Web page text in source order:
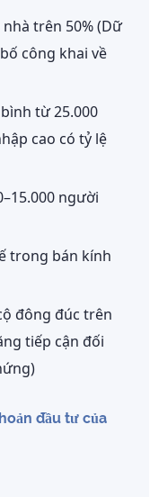
trên 50% (Dữ
công khai về
từ 25.000
cao có tỷ lệ
người
trong bán kính
đông đúc trên
tiếp cận đối
đầu tư của